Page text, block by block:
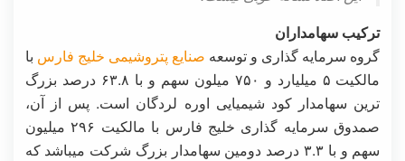
ترکیب سهامداران
گروه سرمایه گذاری و توسعه صنایع پتروشیمی خلیج فارس با
مالکیت ۵ میلیارد و ۷۵۰ میلون سهم و با ۶۳.۸ درصد بزرگ
ترین سهامدار کود شیمیایی اوره لردگان است. پس از آن،
صمدوق سرمایه گذاری خلیج فارس با مالکیت ۲۹۶ میلیون
سهم و با ۳.۳ درصد دومین سهامدار بزرگ شرکت میباشد که